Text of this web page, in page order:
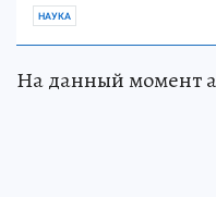
НАУКА
На данный момент